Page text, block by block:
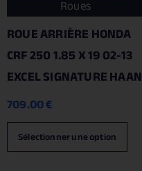
Roues
ROUE ARRIÈRE HONDA
CRF 250 1.85 X 19 02-13
EXCEL SIGNATURE HAAN
709.00€
Sélectionner une option